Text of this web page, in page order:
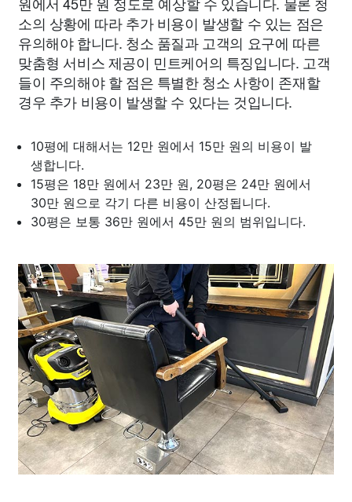
소의 상황에 따라 추가 비용이 발생할 수 있는 점은
유의해야 합니다. 청소 품질과 고객의 요구에 따른
맞춤형 서비스 제공이 민트케어의 특징입니다. 고객
들이 주의해야 할 점은 특별한 청소 사항이 존재할
경우 추가 비용이 발생할 수 있다는 것입니다.
10평에 대해서는 12만 원에서 15만 원의 비용이 발
생합니다.
15평은 18만 원에서 23만 원, 20평은 24만 원에서
30만 원으로 각기 다른 비용이 산정됩니다.
30평은 보통 36만 원에서 45만 원의 범위입니다.